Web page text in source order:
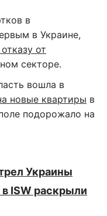
в
в Украине,
от
секторе.
вошла в
новые квартиры в
подорожало на
Украины
ISW раскрыли